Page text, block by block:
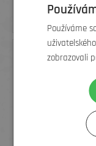
SLEVA
Používáme
zobrazovali